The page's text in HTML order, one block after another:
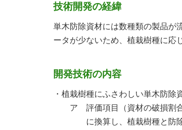
技術開発の経緯
単木防除資材には数種類の製品が
ータが少ないため、植栽樹種に応
開発技術の内容
・植栽樹種にふさわしい単木防除
ア 評価項目（資材の破損割
に換算し、植栽樹種と防除